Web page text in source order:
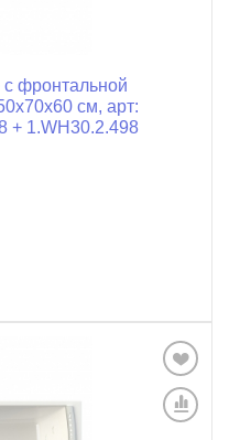
с фронтальной
см, арт:
+ 1.WH30.2.498